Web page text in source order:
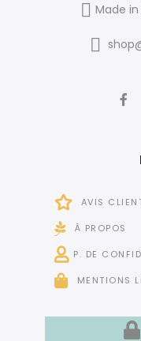
Made
AVIS
À PROPOS
P. DE
MENTIONS